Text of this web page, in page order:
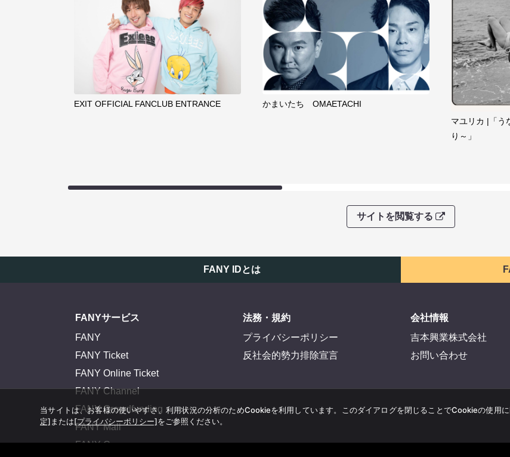
EXIT OFFICIAL FANCLUB ENTRANCE
かまいたち OMAETACHI
マユリカ |「う
り～」
サイトを閲覧する
FANY IDとは
FANYサービス
FANY
FANY Ticket
FANY Online Ticket
FANY Channel
FANY Crowdfunding
FANY Mall
FANY Commu
法務・規約
プライバシーポリシー
反社会的勢力排除宣言
会社情報
吉本興業株式会社
お問い合わせ
当サイトは、お客様の使いやすさ、利用状況の分析のためCookieを利用しています。このダイアログを閉じることでCookieの使用に
定] または[プライバシーポリシー]をご参照ください。